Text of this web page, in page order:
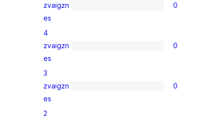
0
5-
star
reviews
zvaigzn
es
0
0
4-
star
reviews
4
zvaigzn
es
0
0
3-
3
zvaigzn
es
0
2